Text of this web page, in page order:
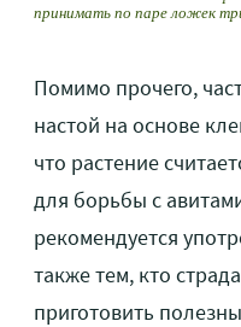
принимать по паре ложек
Помимо прочего,
настой на основе
что растение
для борьбы с
рекомендуется
также тем, кто
приготовить